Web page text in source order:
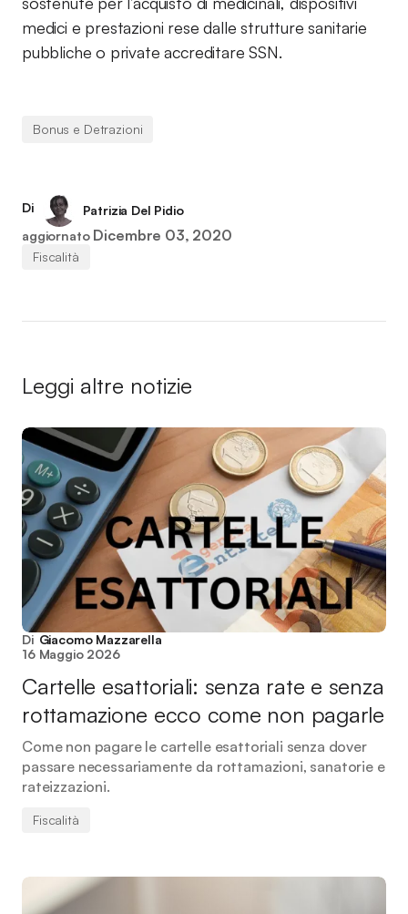
medici e prestazioni rese dalle strutture sanitarie
pubbliche o private accreditare SSN.
Bonus e Detrazioni
Di
Patrizia Del Pidio
aggiornato Dicembre 03, 2020
Fiscalità
Leggi altre notizie
Di Giacomo Mazzarella
16 Maggio 2026
Cartelle esattoriali: senza rate e senza
rottamazione ecco come non pagarle
Come non pagare le cartelle esattoriali senza dover
passare necessariamente da rottamazioni, sanatorie e
rateizzazioni.
Fiscalità